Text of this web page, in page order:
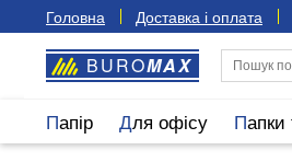
Головна Доставка і оплата
BUROMAX
Папір Для офісу